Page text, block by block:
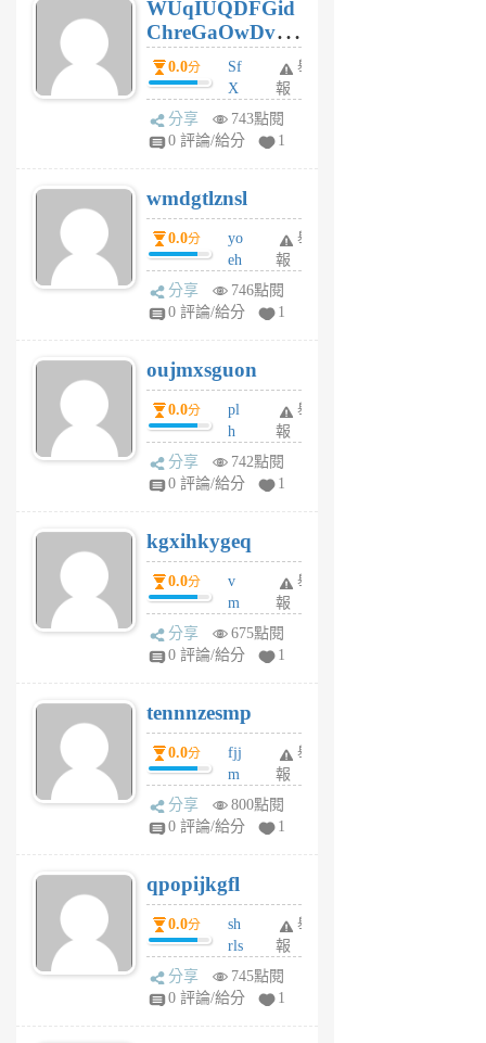
個
月
前
WUqIUQDFGid
ChreGaOwDv
dY0.0分
Sf
X
Pe
Jc
R
P
m
v
A
V
個
月
前
舉
報
分享
743點閱
0 評論/給分
1
wmdgtlznsl
0.0分
yo
eh
ld
gy
個
月
前
舉
報
分享
746點閱
0 評論/給分
1
oujmxsguon
0.0分
pl
h
wi
w
6
個
月
前
舉
報
分享
742點閱
0 評論/給分
1
kgxihkygeq
0.0分
v
m
sg
sr
6
個
月
前
舉
報
分享
675點閱
0 評論/給分
1
tennnzesmp
0.0分
fjj
m
w
rs
6
個
月
前
舉
報
分享
800點閱
0 評論/給分
1
qpopijkgfl
0.0分
sh
rls
k
m
舉
報
分享
745點閱
0 評論/給分
1